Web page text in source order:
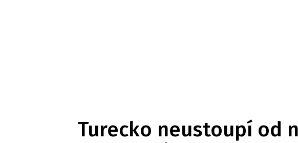
Turecko neustoupí od